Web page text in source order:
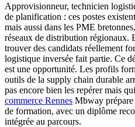
Approvisionneur, technicien
de planification : ces postes
mais aussi dans les PME
réseaux de distribution régionaux.
trouver des candidats réellement
logistique inversée fait partie. Ce
est une opportunité. Les profils
outils de la supply chain durable
pas encore bien les repérer mais
commerce Rennes Mbway prépare
de formation, avec un diplôme
intégrée au parcours.